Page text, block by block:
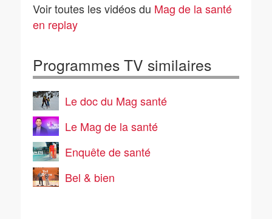
Voir toutes les vidéos du Mag de la santé
en replay
Programmes TV similaires
Le doc du Mag santé
Le Mag de la santé
Enquête de santé
Bel & bien